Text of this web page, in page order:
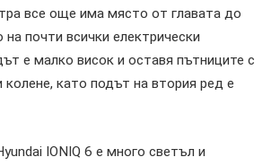
все още има място от главата до
почти всички електрически
е малко висок и оставя пътниците с
колене, като подът на втория ред е
IONIQ 6 е много светъл и